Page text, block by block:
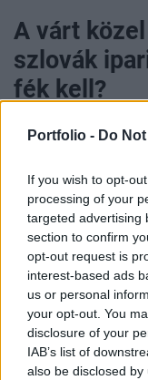
Portfolio - Do
If you wish to opt-
processing of your
targeted advertising
section to confirm
opt-out request is
interest-based ads
us or personal
your opt-out. You
disclosure of your
IAB’s list of
also be disclosed
A várt
szlovák
fék kell?
Portfolio
Az elemzői 8%-
kal ugrott meg
ipari termelés.
a bővülés
feldolgozóipar
17.3%-os
32.1%-os, az
textilipar 23.7%-